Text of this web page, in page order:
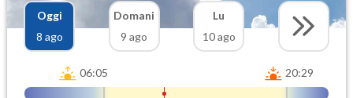
Oggi
8 ago
Domani
9 ago
Lu
10 ago
06:05 20:29